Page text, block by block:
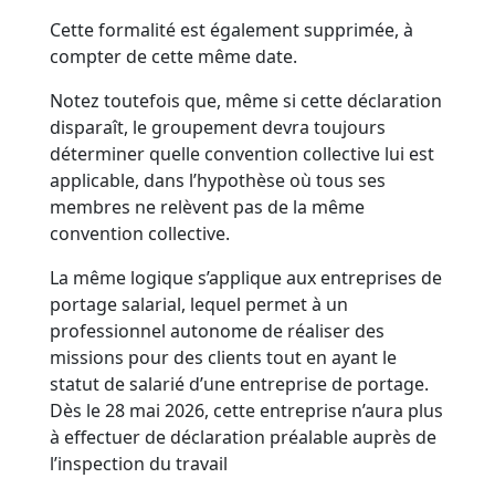
Cette formalité est également supprimée, à
compter de cette même date.
Notez toutefois que, même si cette déclaration
disparaît, le groupement devra toujours
déterminer quelle convention collective lui est
applicable, dans l’hypothèse où tous ses
membres ne relèvent pas de la même
convention collective.
La même logique s’applique aux entreprises de
portage salarial, lequel permet à un
professionnel autonome de réaliser des
missions pour des clients tout en ayant le
statut de salarié d’une entreprise de portage.
Dès le 28 mai 2026, cette entreprise n’aura plus
à effectuer de déclaration préalable auprès de
l’inspection du travail